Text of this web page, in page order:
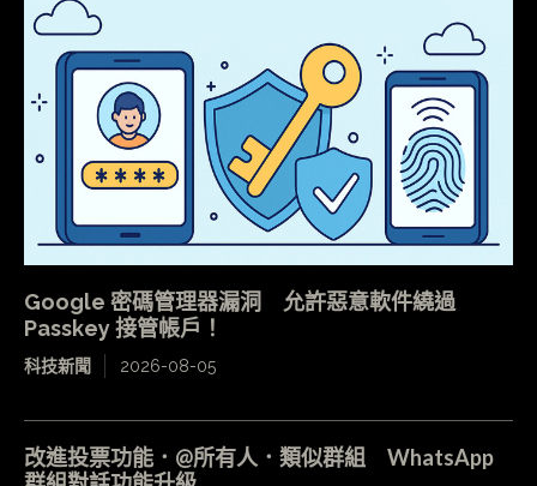
Google 密碼管理器漏洞 允許惡意軟件繞過
Passkey 接管帳戶！
科技新聞 2026-08-05
改進投票功能．@所有人．類似群組 WhatsApp